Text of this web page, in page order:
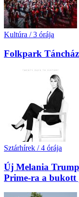
Kultúra / 3 órája
Folkpark
Sztárhírek / 4 órája
Új Melania
Prime-ra a bukott